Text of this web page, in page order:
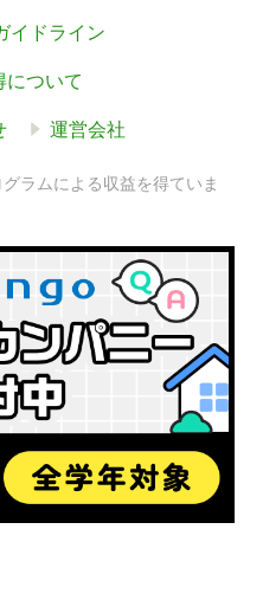
イドライン
について
運営会社
ラムによる収益を得ていま